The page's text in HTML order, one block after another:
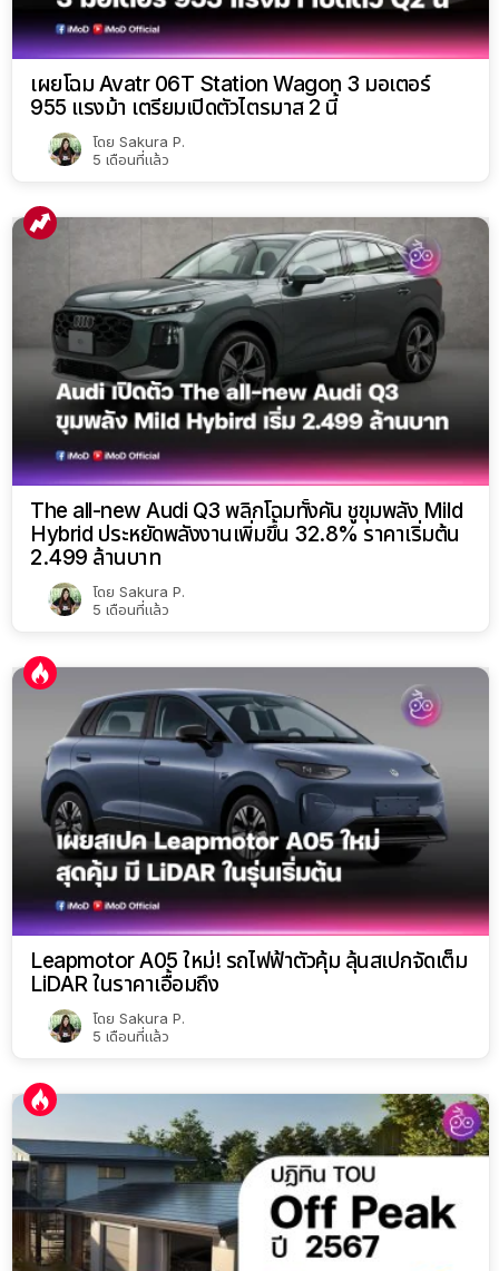
เผยโฉม Avatr 06T Station Wagon 3 มอเตอร์
955 แรงม้า เตรียมเปิดตัวไตรมาส 2 นี้
โดย Sakura P.
5 เดือนที่แล้ว
The all-new Audi Q3 พลิกโฉมทั้งคัน ชูขุมพลัง Mild
Hybrid ประหยัดพลังงานเพิ่มขึ้น 32.8% ราคาเริ่มต้น
2.499 ล้านบาท
โดย Sakura P.
5 เดือนที่แล้ว
Leapmotor A05 ใหม่! รถไฟฟ้าตัวคุ้ม ลุ้นสเปกจัดเต็ม
LiDAR ในราคาเอื้อมถึง
โดย Sakura P.
5 เดือนที่แล้ว